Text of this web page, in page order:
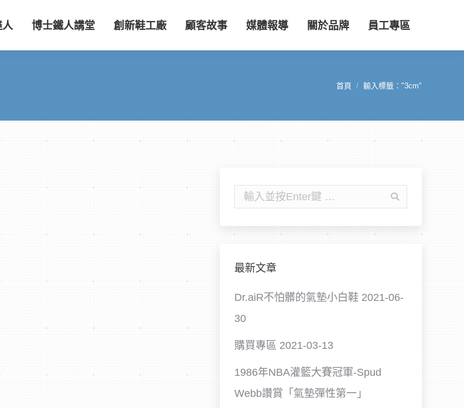
人 博士鐵人講堂 創新鞋工廠 顧客故事 媒體報導 關於品牌 員工專區
您在這裡：
首頁 輸入標籤："3cm"
最新文章
Dr.aiR不怕髒的氣墊小白鞋 2021-06-
30
購買專區 2021-03-13
1986年NBA灌籃大賽冠軍-Spud
Webb讚賞「氣墊彈性第一」